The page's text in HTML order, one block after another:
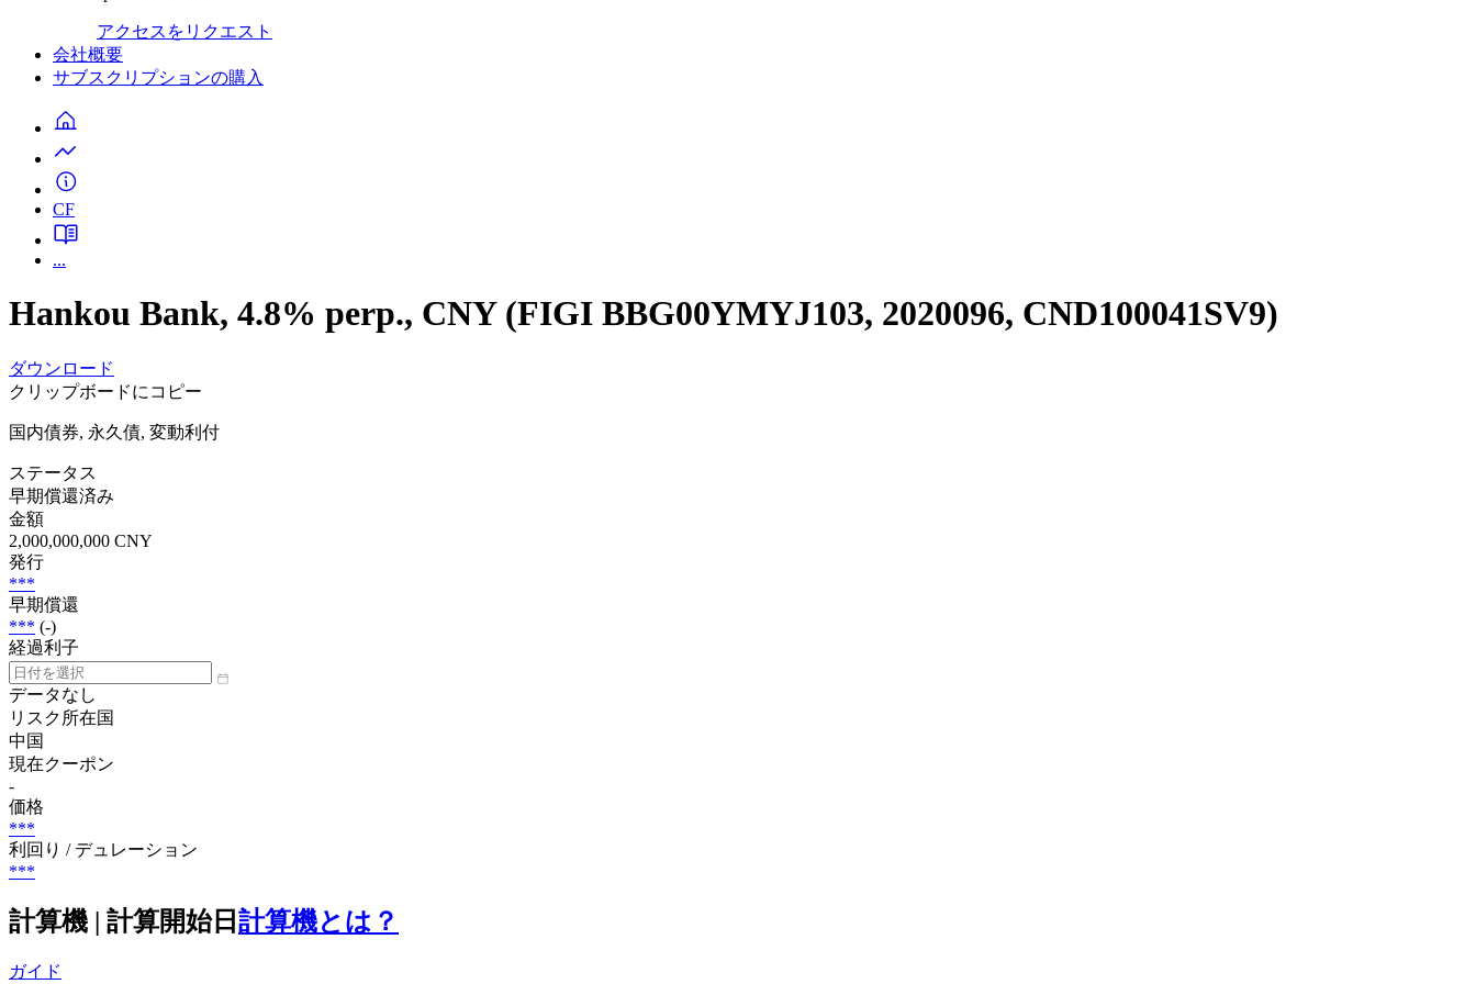
アクセスをリクエスト
会社概要
サブスクリプションの購入
CF
...
Hankou Bank, 4.8% perp., CNY (FIGI BBG00YMYJ103, 2020096, CND100041SV9)
ダウンロード
クリップボードにコピー
国内債券, 永久債, 変動利付
ステータス
早期償還済み
金額
2,000,000,000 CNY
発行
***
早期償還
*** (-)
経過利子
データなし
リスク所在国
中国
現在クーポン
-
価格
***
利回り / デュレーション
***
計算機 | 計算開始日 計算機とは？
ガイド